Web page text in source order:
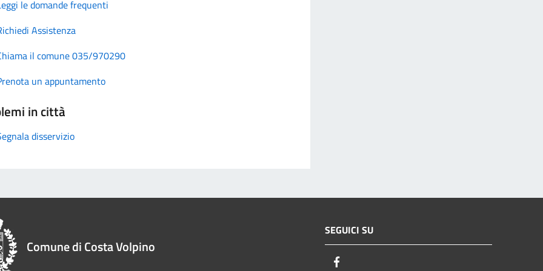
le domande frequenti
Assistenza
il comune 035/970290
un appuntamento
in città
disservizio
Comune di Costa Volpino
SEGUICI SU